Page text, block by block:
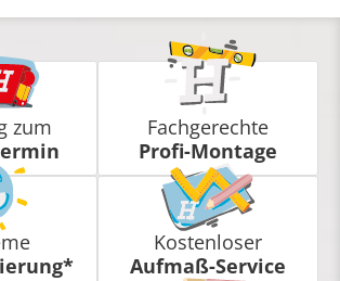
zum
Fachgerechte
Profi-Montage
Kostenloser
Aufmaß-Service